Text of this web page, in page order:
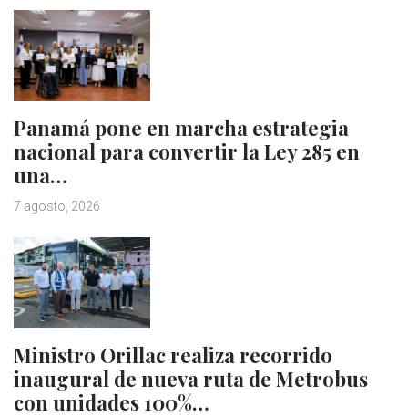
Panamá pone en marcha estrategia
nacional para convertir la Ley 285 en
una…
7 agosto, 2026
Ministro Orillac realiza recorrido
inaugural de nueva ruta de Metrobus
con unidades 100%…